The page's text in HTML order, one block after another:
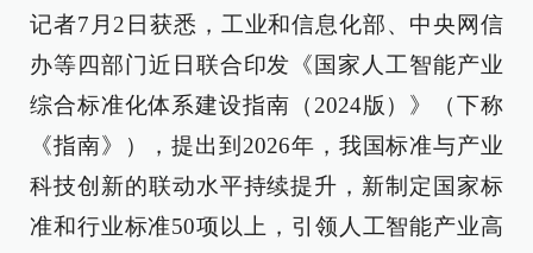
记者7月2日获悉，工业和信息化部、中央网信
办等四部门近日联合印发《国家人工智能产业
综合标准化体系建设指南（2024版）》（下称
《指南》），提出到2026年，我国标准与产业
科技创新的联动水平持续提升，新制定国家标
准和行业标准50项以上，引领人工智能产业高